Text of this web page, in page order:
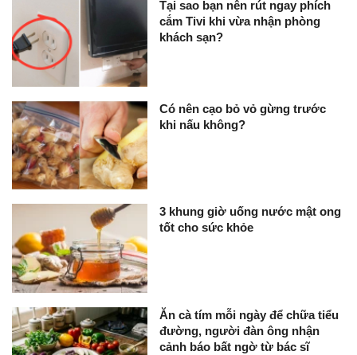
Tại sao bạn nên rút ngay phích
cắm Tivi khi vừa nhận phòng
khách sạn?
Có nên cạo bỏ vỏ gừng trước
khi nấu không?
3 khung giờ uống nước mật ong
tốt cho sức khỏe
Ăn cà tím mỗi ngày để chữa tiểu
đường, người đàn ông nhận
cảnh báo bất ngờ từ bác sĩ